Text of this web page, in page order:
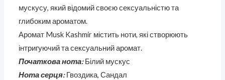
мускусу, який відомий своєю сексуальністю та
глибоким ароматом.
Аромат Musk Kashmir містить ноти, які створюють
інтригуючий та сексуальний аромат.
Початкова нота:Білий мускус
Нота серця:Гвоздика, Сандал